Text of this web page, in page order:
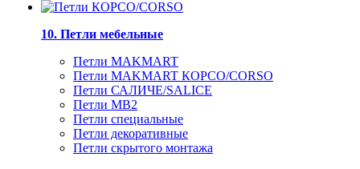
10. Петли мебельные
Петли MAKMART
Петли MAKMART КОРСО/CORSO
Петли САЛИЧЕ/SALICE
Петли MB2
Петли специальные
Петли декоративные
Петли скрытого монтажа